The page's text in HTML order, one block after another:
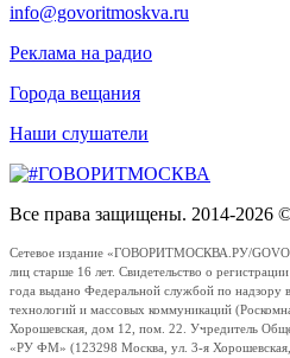
info@govoritmoskva.ru
Реклама на радио
Города вещания
Наши слушатели
Все права защищены. 2014-2026
Сетевое издание «ГОВОРИТМОСКВА.РУ/
лиц старше 16 лет. Свидетельство о
года выдано Федеральной службой по надзору
технологий и массовых коммуникаций
Хорошевская, дом 12, пом. 22. Учредитель
«РУ ФМ» (123298 Москва, ул. 3-я